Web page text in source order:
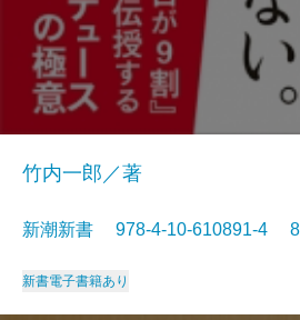
竹内一郎／著
新潮新書 978-4-10-610891-4
新書電子書籍あり